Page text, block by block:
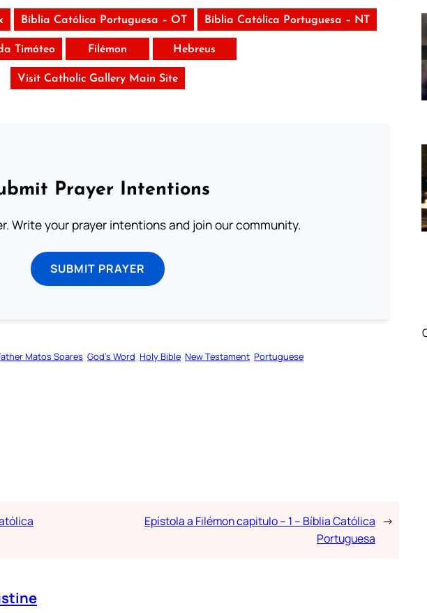
Bíblia Católica Portuguesa – OT Bíblia Católica Portuguesa – NT
Timóteo Filémon Hebreus
Visit Catholic Gallery Main Site
Prayer Intentions
Write your prayer intentions and join our community.
SUBMIT PRAYER
Matos Soares God’s Word Holy Bible New Testament Portuguese
Epístola a Filémon capitulo – 1 – Bíblia Católica
Portuguesa
→